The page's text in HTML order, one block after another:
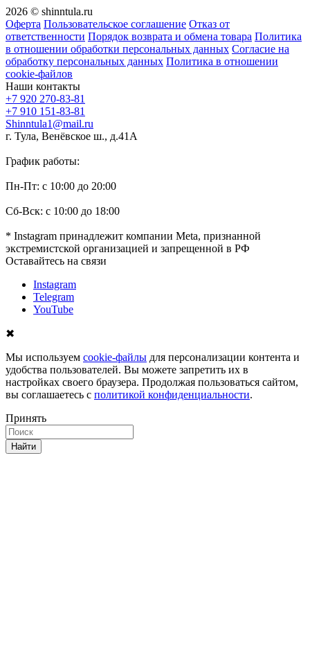
2026 © shinntula.ru
Оферта Пользовательское соглашение Отказ от
ответственности Порядок возврата и обмена товара Политика
в отношении обработки персональных данных Согласие на
обработку персональных данных Политика в отношении
cookie-файлов
Наши контакты
+7 920 270-83-81
+7 910 151-83-81
Shinntula1@mail.ru
г. Тула, Венёвское ш., д.41А
График работы:
Пн-Пт: с 10:00 до 20:00
Сб-Вск: с 10:00 до 18:00
* Instagram принадлежит компании Meta, признанной
экстремистской организацией и запрещенной в РФ
Оставайтесь на связи
Instagram
Telegram
YouTube
✖
Мы используем cookie-файлы для персонализации контента и
удобства пользователей. Вы можете запретить их в
настройках своего браузера. Продолжая пользоваться сайтом,
вы соглашаетесь с политикой конфиденциальности.
Принять
Найти